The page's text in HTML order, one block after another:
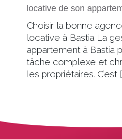
locative de son
Choisir la bonne
locative à Bastia La
appartement à Bastia
tâche complexe et
les propriétaires. C’est